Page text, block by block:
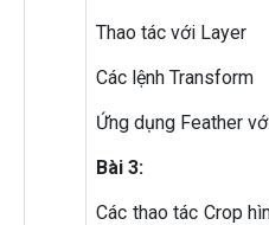
Thao tác với Layer
Các lệnh Transform
Ứng dụng Feather
Bài 3:
Các thao tác Crop